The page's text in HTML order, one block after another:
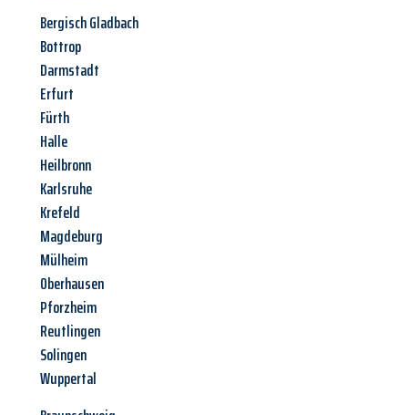
Bergisch Gladbach
Bottrop
Darmstadt
Erfurt
Fürth
Halle
Heilbronn
Karlsruhe
Krefeld
Magdeburg
Mülheim
Oberhausen
Pforzheim
Reutlingen
Solingen
Wuppertal